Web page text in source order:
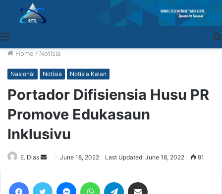
Home / Notísia
Nasionál Notísia Notísia Kalan
Portador Difisiensia Husu PR
Promove Edukasaun
Inklusivu
E. Dias
Send
an
June 18, 2022 Last Updated: June 18, 2022 91